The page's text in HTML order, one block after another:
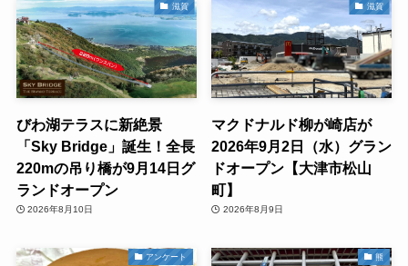
滋賀
びわ湖テラスに新絶景
「Sky Bridge」誕生！全長
220mの吊り橋が9月14日グ
ランドオープン
2026年8月10日
滋賀
マクドナルド柳が崎店が
2026年9月2日（水）グラン
ドオープン【大津市松山
町】
2026年8月9日
アンケート 熊